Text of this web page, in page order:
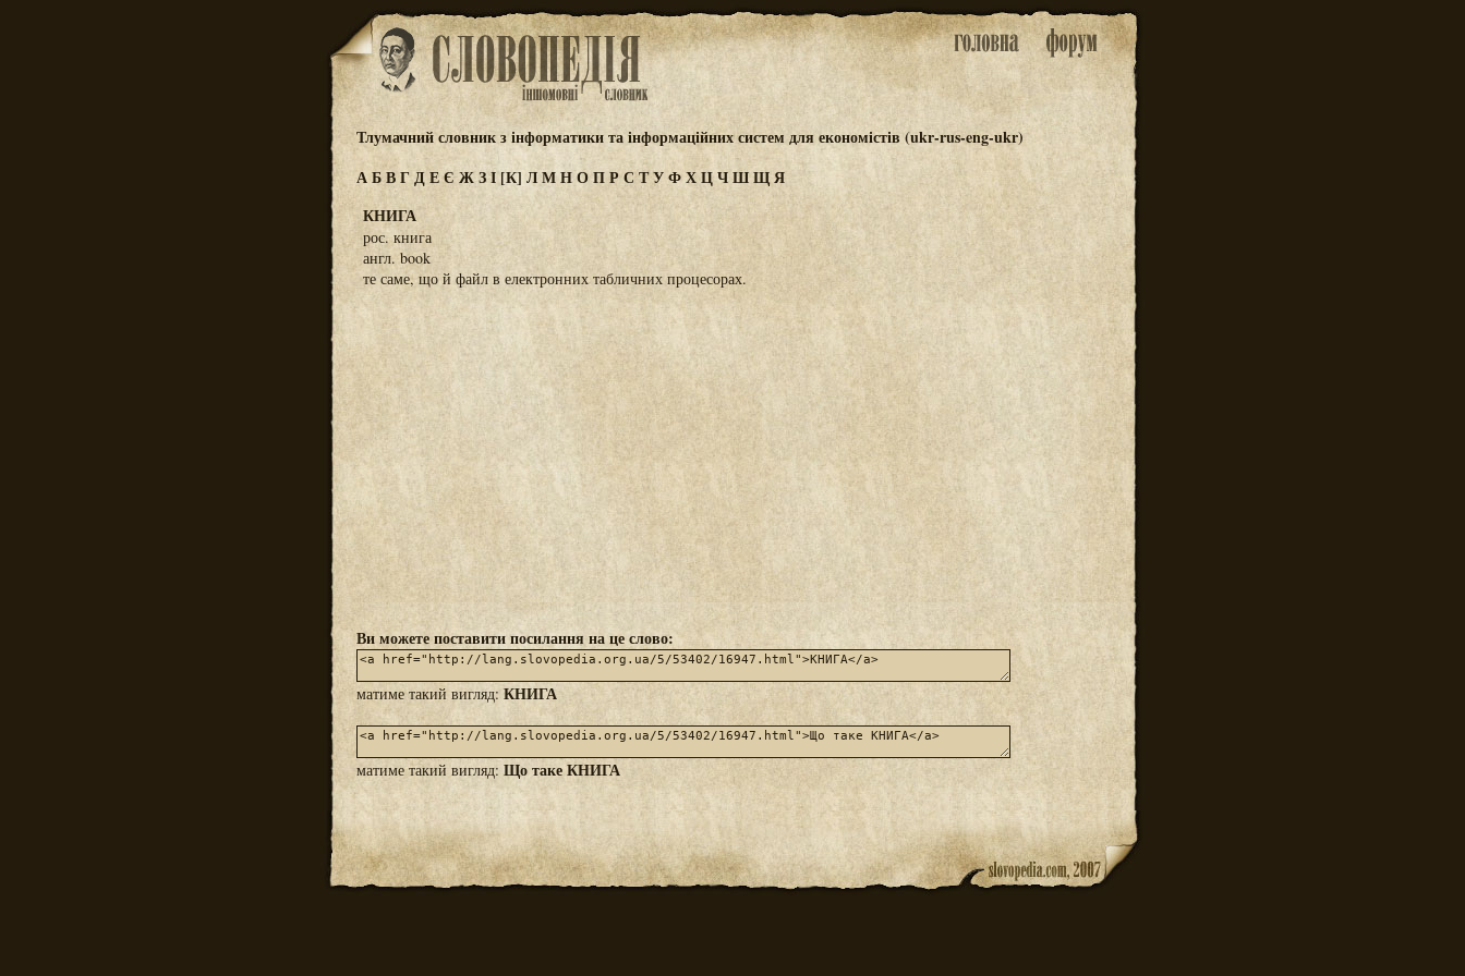
Тлумачний словник з інформатики та інформаційних систем для економістів (ukr-rus-eng-ukr)
АБВГДЕЄЖЗІ[К] ЛМНОПРСТУФХЦЧШЩЯ
КНИГА
рос. книга
англ. book
те саме, що й файл в електронних табличних процесорах.
Ви можете поставити посилання на це слово:
матиме такий вигляд: КНИГА
матиме такий вигляд: Що таке КНИГА